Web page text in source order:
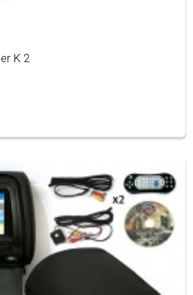
K 2